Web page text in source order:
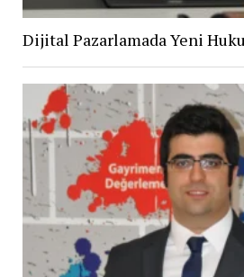
Dijital Pazarlamada Yeni